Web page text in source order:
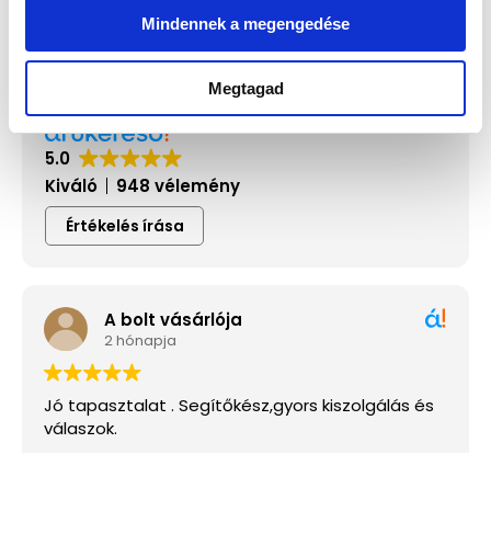
Mindennek a megengedése
Megtagad
fizetésnél is választhatsz.